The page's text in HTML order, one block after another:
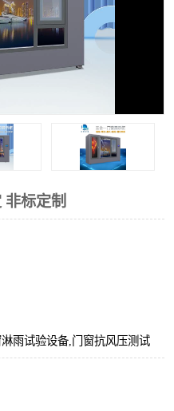
标定制
雨试验设备,门窗抗风压测试